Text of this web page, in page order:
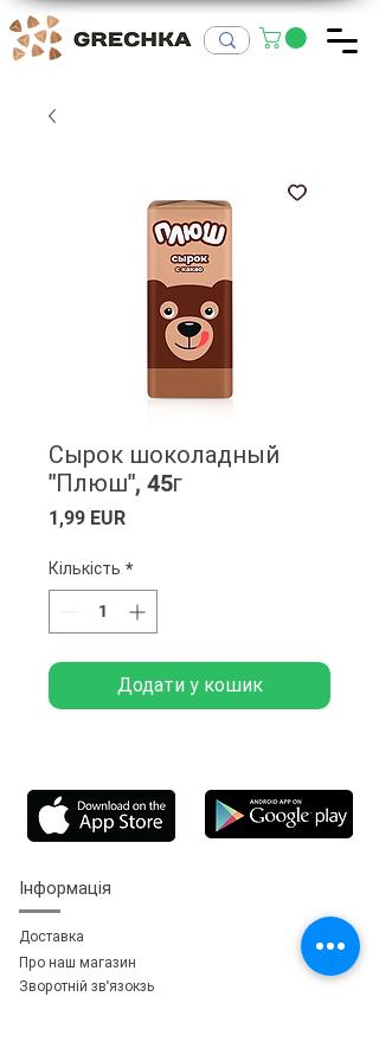
Сырок шоколадный
"Плюш", 45г
1,99 EURЦіна
Кількість *
Додати у кошик
Інформація
Доставка
Про наш магазин
Зворотній зв'язокзь